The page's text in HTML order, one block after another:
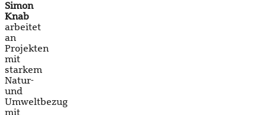
Simon
Knab
arbeitet
an
Projekten
mit
starkem
Natur-
und
Umweltbezug